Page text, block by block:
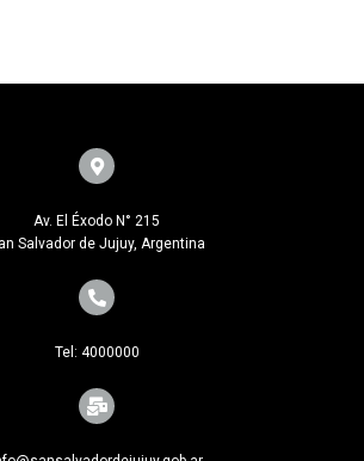
Av. El Éxodo N° 215
Salvador de Jujuy, Argentina
Tel: 4000000